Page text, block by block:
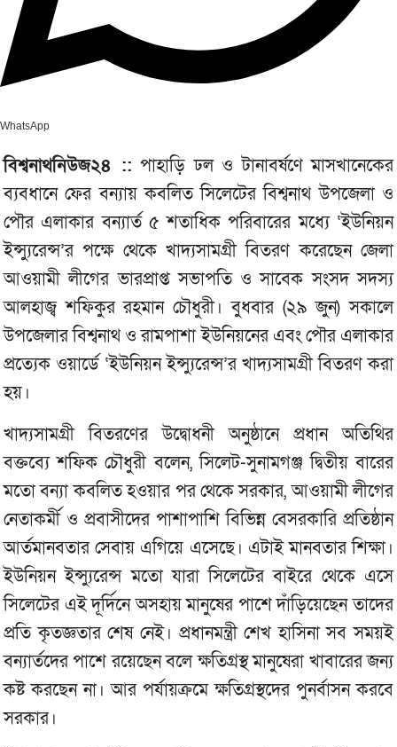
WhatsApp
বিশ্বনাথনিউজ২৪ :: পাহাড়ি ঢল ও টানাবর্ষণে মাসখানেকের
ব্যবধানে ফের বন্যায় কবলিত সিলেটের বিশ্বনাথ উপজেলা ও
পৌর এলাকার বন্যার্ত ৫ শতাধিক পরিবারের মধ্যে ‘ইউনিয়ন
ইন্স্যুরেন্স’র পক্ষে থেকে খাদ্যসামগ্রী বিতরণ করেছেন জেলা
আওয়ামী লীগের ভারপ্রাপ্ত সভাপতি ও সাবেক সংসদ সদস্য
আলহাজ্ব শফিকুর রহমান চৌধুরী। বুধবার (২৯ জুন) সকালে
উপজেলার বিশ্বনাথ ও রামপাশা ইউনিয়নের এবং পৌর এলাকার
প্রত্যেক ওয়ার্ডে ‘ইউনিয়ন ইন্স্যুরেন্স’র খাদ্যসামগ্রী বিতরণ করা
হয়।
খাদ্যসামগ্রী বিতরণের উদ্বোধনী অনুষ্ঠানে প্রধান অতিথির
বক্তব্যে শফিক চৌধুরী বলেন, সিলেট-সুনামগঞ্জ দ্বিতীয় বারের
মতো বন্যা কবলিত হওয়ার পর থেকে সরকার, আওয়ামী লীগের
নেতাকর্মী ও প্রবাসীদের পাশাপাশি বিভিন্ন বেসরকারি প্রতিষ্ঠান
আর্তমানবতার সেবায় এগিয়ে এসেছে। এটাই মানবতার শিক্ষা।
ইউনিয়ন ইন্স্যুরেন্স মতো যারা সিলেটের বাইরে থেকে এসে
সিলেটের এই দূর্দিনে অসহায় মানুষের পাশে দাঁড়িয়েছেন তাদের
প্রতি কৃতজ্ঞতার শেষ নেই। প্রধানমন্ত্রী শেখ হাসিনা সব সময়ই
বন্যার্তদের পাশে রয়েছেন বলে ক্ষতিগ্রস্থ মানুষেরা খাবারের জন্য
কষ্ট করছেন না। আর পর্যায়ক্রমে ক্ষতিগ্রস্থদের পুনর্বাসন করবে
সরকার।